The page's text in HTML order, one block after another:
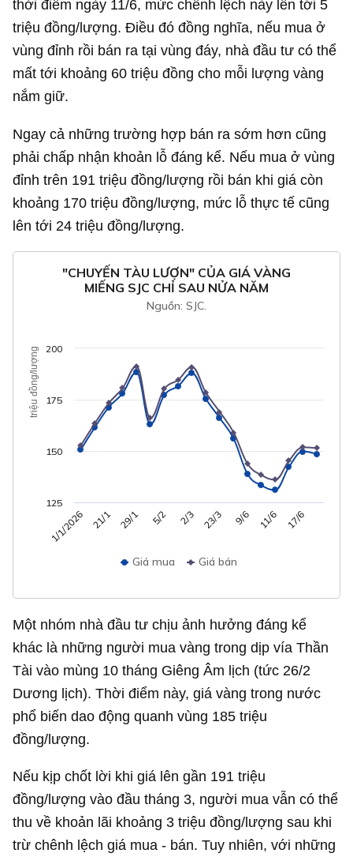
thời điểm ngày 11/6, mức chênh lệch này lên tới 5
triệu đồng/lượng. Điều đó đồng nghĩa, nếu mua ở
vùng đỉnh rồi bán ra tại vùng đáy, nhà đầu tư có thể
mất tới khoảng 60 triệu đồng cho mỗi lượng vàng
nắm giữ.
Ngay cả những trường hợp bán ra sớm hơn cũng
phải chấp nhận khoản lỗ đáng kể. Nếu mua ở vùng
đỉnh trên 191 triệu đồng/lượng rồi bán khi giá còn
khoảng 170 triệu đồng/lượng, mức lỗ thực tế cũng
lên tới 24 triệu đồng/lượng.
triệu đồng/lượng
"CHUYẾN TÀU LƯỢN" CỦA GIÁ VÀNG
MIẾNG SJC CHỈ SAU NỬA NĂM
Nguồn: SJC.
Giá mua Giá bán
1/1/2026 21/1 29/1 5/2 2/3 23/3 9/6 11/6 17/6
200
125
150
175
Một nhóm nhà đầu tư chịu ảnh hưởng đáng kể
khác là những người mua vàng trong dịp vía Thần
Tài vào mùng 10 tháng Giêng Âm lịch (tức 26/2
Dương lịch). Thời điểm này, giá vàng trong nước
phổ biến dao động quanh vùng 185 triệu
đồng/lượng.
Nếu kịp chốt lời khi giá lên gần 191 triệu
đồng/lượng vào đầu tháng 3, người mua vẫn có thể
thu về khoản lãi khoảng 3 triệu đồng/lượng sau khi
trừ chênh lệch giá mua - bán. Tuy nhiên, với những